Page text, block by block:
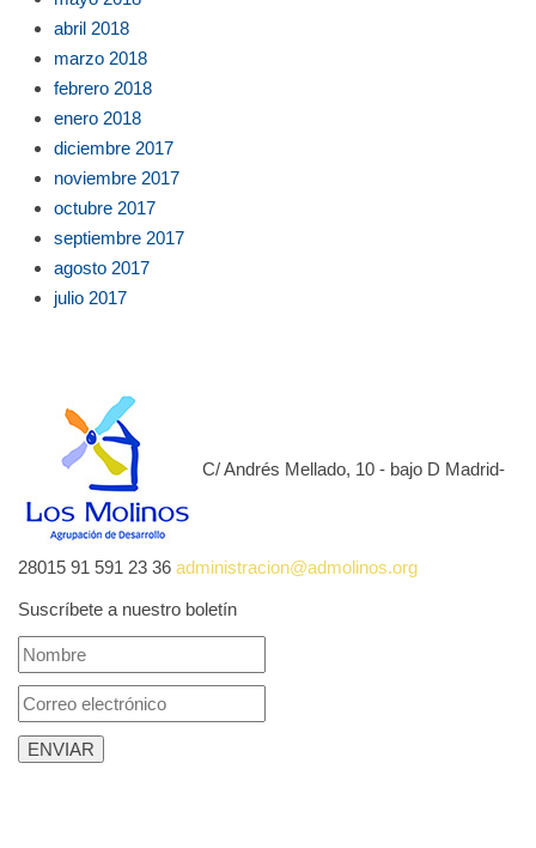
abril 2018
marzo 2018
febrero 2018
enero 2018
diciembre 2017
noviembre 2017
octubre 2017
septiembre 2017
agosto 2017
julio 2017
C/ Andrés Mellado, 10 - bajo D Madrid-
28015 91 591 23 36 administracion@admolinos.org
Suscríbete a nuestro boletín